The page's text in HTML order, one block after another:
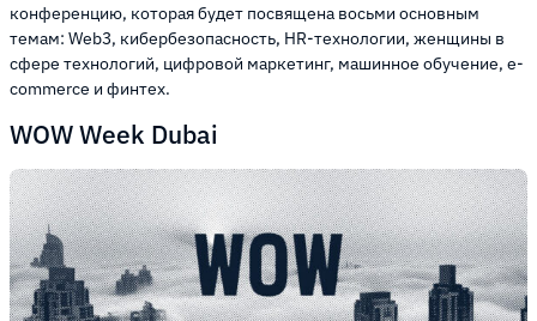
конференцию, которая будет посвящена восьми основным
темам: Web3, кибербезопасность, HR-технологии, женщины в
сфере технологий, цифровой маркетинг, машинное обучение, e-
commerce и финтех.
WOW Week Dubai